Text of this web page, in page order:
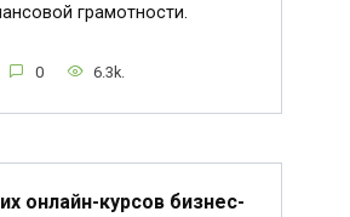
грамотности.
0 6.3k.
онлайн-курсов бизнес-